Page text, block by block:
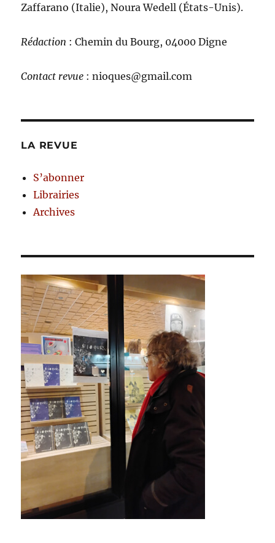
Zaffarano (Italie), Noura Wedell (États-Unis).
Rédaction : Chemin du Bourg, 04000 Digne
Contact revue : nioques@gmail.com
LA REVUE
S’abonner
Librairies
Archives